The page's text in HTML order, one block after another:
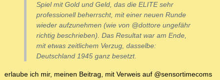
Spiel mit Gold und Geld, das die ELITE sehr
professionell beherrscht, mit einer neuen Runde
wieder aufzunehmen (wie von @dottore ungefähr
richtig beschrieben). Das Resultat war am Ende,
mit etwas zeitlichem Verzug, dasselbe:
Deutschland 1945 ganz besetzt.
erlaube ich mir, meinen Beitrag, mit Verweis auf @sensortimecoms